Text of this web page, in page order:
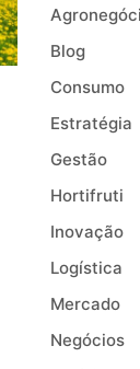
Blog
Consumo
Estratégia
Gestão
Hortifruti
Inovação
Logística
Mercado
Negócios